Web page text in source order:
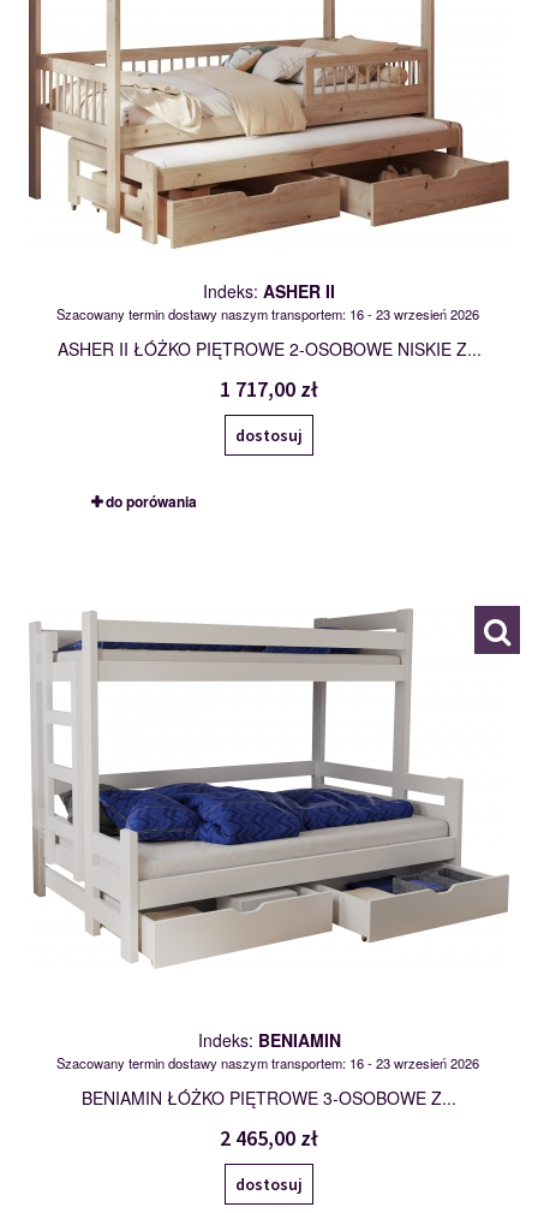
Indeks: ASHER II
Szacowany termin dostawy naszym transportem: 16 - 23 wrzesień 2026
ASHER II ŁÓŻKO PIĘTROWE 2-OSOBOWE NISKIE Z...
1 717,00 zł
dostosuj
do porówania
Indeks: BENIAMIN
Szacowany termin dostawy naszym transportem: 16 - 23 wrzesień 2026
BENIAMIN ŁÓŻKO PIĘTROWE 3-OSOBOWE Z...
2 465,00 zł
dostosuj